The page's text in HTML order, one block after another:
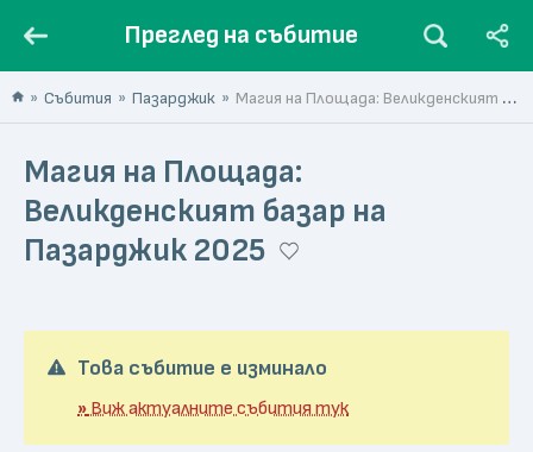
Преглед на събитие
Събития Пазарджик Магия на Площада: Великденският базар на Пазарджик 2025
Магия на Площада:
Великденският базар на
Пазарджик 2025
Това събитие е изминало
»Виж актуалните събития тук